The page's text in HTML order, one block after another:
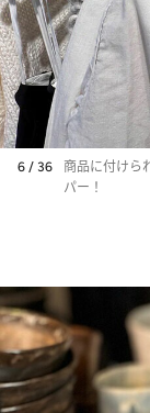
6 / 36
商品に付けら
パー！